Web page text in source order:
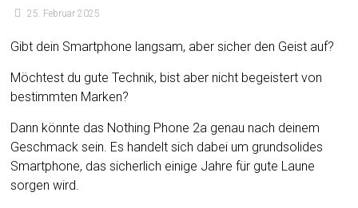
25. Februar 2025
Gibt dein Smartphone langsam, aber sicher den Geist auf?
Möchtest du gute Technik, bist aber nicht begeistert von
bestimmten Marken?
Dann könnte das Nothing Phone 2a genau nach deinem
Geschmack sein. Es handelt sich dabei um grundsolides
Smartphone, das sicherlich einige Jahre für gute Laune
sorgen wird.